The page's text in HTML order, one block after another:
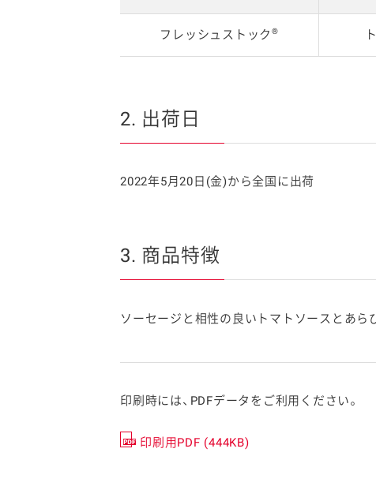
フレッシュストック ®
2. 出荷日
2022年5月20日(金)から全国に出荷
3. 商品特徴
ソーセージと相性の良いトマトソースとあら
印刷時には、PDFデータをご利用ください。
印刷用PDF (444KB)